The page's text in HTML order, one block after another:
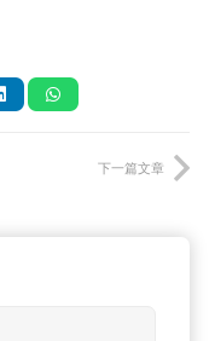
下一篇文章